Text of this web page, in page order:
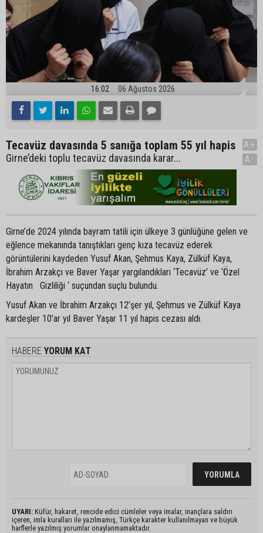
16:02 06 Ağustos 2026
Tecavüz davasında 5 sanığa toplam 55 yıl hapis
Girne’deki toplu tecavüz davasında karar...
A+
A-
Girne’de 2024 yılında bayram tatili için ülkeye 3 günlüğüne gelen ve
eğlence mekanında tanıştıkları genç kıza tecavüz ederek
görüntülerini kaydeden Yusuf Akan, Şehmus Kaya, Zülküf Kaya,
İbrahim Arzakçı ve Baver Yaşar yargılandıkları ‘Tecavüz’ ve ‘Özel
Hayatın Gizliliği ‘ suçundan suçlu bulundu.
Yusuf Akan ve İbrahim Arzakçı 12’şer yıl, Şehmus ve Zülküf Kaya
kardeşler 10’ar yıl Baver Yaşar 11 yıl hapis cezası aldı.
HABERE YORUM KAT
UYARI: Küfür, hakaret, rencide edici cümleler veya imalar, inançlara saldırı
içeren, imla kuralları ile yazılmamış, Türkçe karakter kullanılmayan ve büyük
harflerle yazılmış yorumlar onaylanmamaktadır.